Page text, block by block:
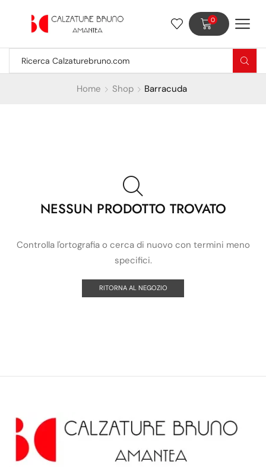
0
Home Shop Barracuda
NESSUN PRODOTTO TROVATO
Controlla l'ortografia o cerca di nuovo con termini meno
specifici.
RITORNA AL NEGOZIO